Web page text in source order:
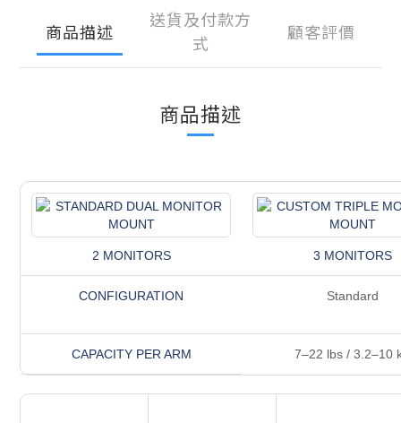
商品描述
送貨及付款方
式
顧客評價
商品描述
2 MONITORS 3 MONITORS
CONFIGURATION Standard
CAPACITY PER ARM 7–22 lbs / 3.2–10